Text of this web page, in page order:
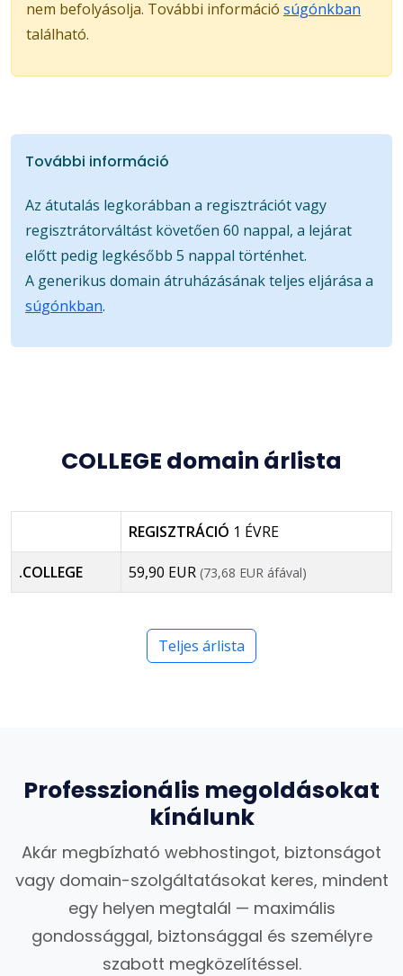
nem befolyásolja. További információ súgónkban
található.
További információ
Az átutalás legkorábban a regisztrációt vagy
regisztrátorváltást követően 60 nappal, a lejárat
előtt pedig legkésőbb 5 nappal történhet.
A generikus domain átruházásának teljes eljárása a
súgónkban.
COLLEGE domain árlista
REGISZTRÁCIÓ 1 ÉVRE
.COLLEGE 59,90 EUR (73,68 EUR áfával)
Teljes árlista
Professzionális megoldásokat
kínálunk
Akár megbízható webhostingot, biztonságot
vagy domain-szolgáltatásokat keres, mindent
egy helyen megtalál — maximális
gondossággal, biztonsággal és személyre
szabott megközelítéssel.